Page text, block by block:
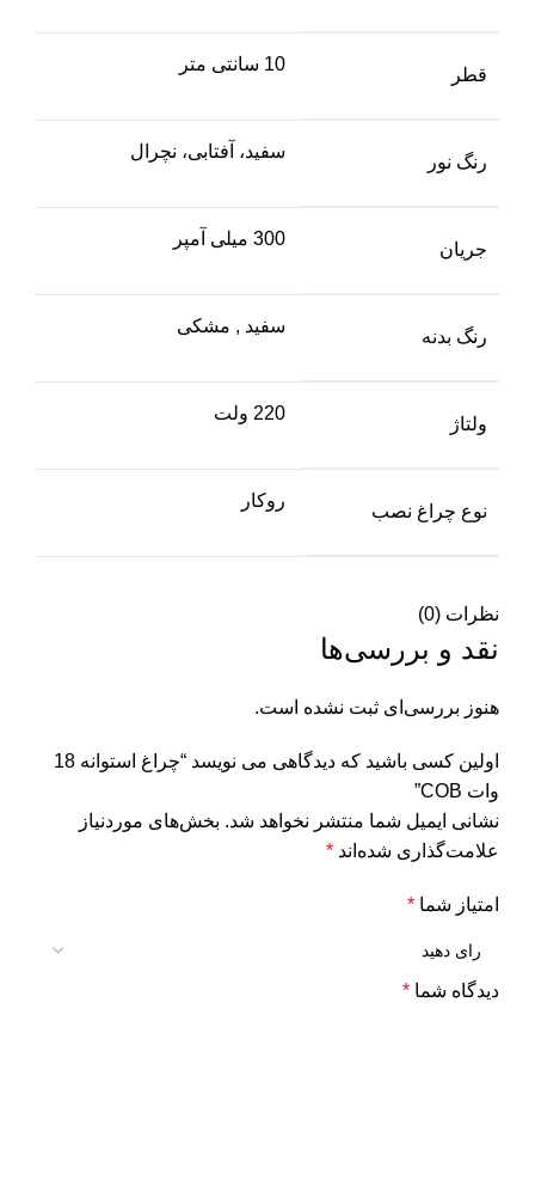
قطر
10 سانتی متر
رنگ نور
سفید، آفتابی، نچرال
جریان
300 میلی آمپر
رنگ بدنه
سفید , مشکی
ولتاژ
220 ولت
نوع چراغ نصب
روکار
نظرات (0)
نقد و بررسی‌ها
هنوز بررسی‌ای ثبت نشده است.
اولین کسی باشید که دیدگاهی می نویسد “چراغ استوانه 18
وات COB”
نشانی ایمیل شما منتشر نخواهد شد. بخش‌های موردنیاز
علامت‌گذاری شده‌اند *
امتیاز شما *
دیدگاه شما *